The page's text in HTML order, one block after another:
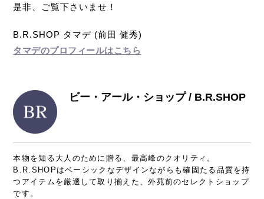
是非、ご覧下さいませ！
B.R.SHOP タマデ (前田 健秀)
タマデのプロフィールはこちら
ビー・アール・ショップ / B.R.SHOP
本物を知る大人のために贈る、最高峰のクオリティ。
B.R.SHOPはベーシックなデザインながらも確固たる品質を持
つアイテムを厳選して取り揃えた、外苑前のセレクトショップ
です。